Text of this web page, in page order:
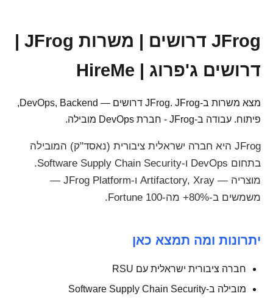
דרושים ג'פרוג | HireMe
מצא משרות ב-JFrog. JFrog דרושים — DevOps, Backend,
פיתוח. עבודה ב-JFrog - חברת DevOps מובילה.
JFrog היא חברה ישראלית ציבורית (נאסד"ק) המובילה
בתחום DevOps ו-Software Supply Chain Security.
מוצריה — Artifactory, Xray ו-JFrog Platform —
משמשים ב-80%+ מה-Fortune 100.
יתרונות ומה תמצא כאן
חברה ציבורית ישראלית עם RSU
מובילה ב-Software Supply Chain Security